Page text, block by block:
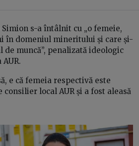
s-a întâlnit cu „o femeie,
în domeniul mineritului și care și-
de muncă”, penalizată ideologic
e că femeia respectivă este
consilier local AUR și a fost aleasă